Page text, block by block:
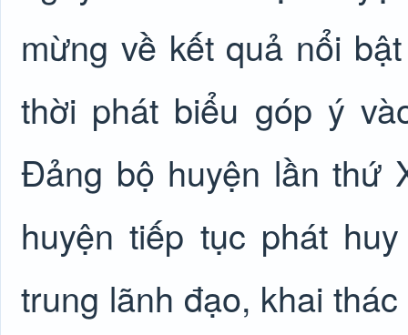
mừng về kết quả nổi
thời phát biểu góp ý
Đảng bộ huyện lần thứ
huyện tiếp tục phát
trung lãnh đạo, khai